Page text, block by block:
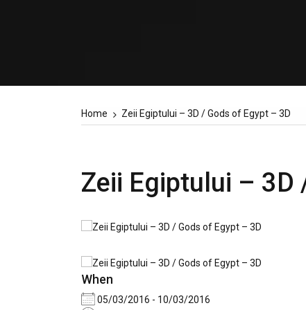
Home Zeii Egiptului – 3D / Gods of Egypt – 3D
Zeii Egiptului – 3D
When
05/03/2016 - 10/03/2016